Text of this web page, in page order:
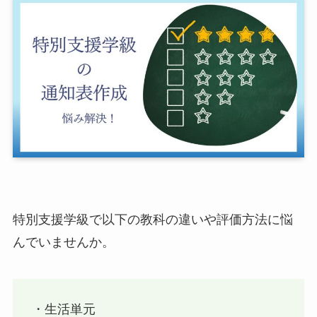
特別支援学級で以下の教科の違いや評価方法に悩
んでいませんか。
・生活単元